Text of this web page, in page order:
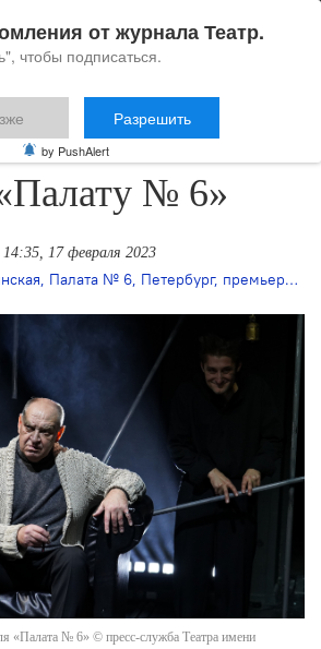
имени Ленсовета
№ 6»
14:35, 17 февраля 2023
, Палата № 6, Петербург, премьера ,
«Палата № 6» © пресс-служба Театра имени
от журнала Театр.
чтобы подписаться.
Разрешить
by PushAlert